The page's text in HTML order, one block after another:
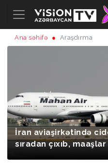
Ana səhifə Araşdırma
İran aviaşirkətində
sıradan çıxıb,